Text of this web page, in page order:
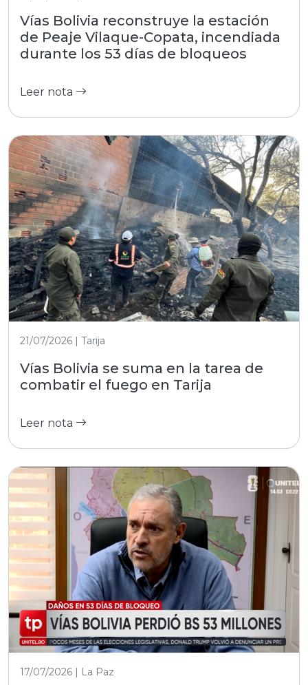
Vías Bolivia reconstruye la estación
de Peaje Vilaque-Copata, incendiada
durante los 53 días de bloqueos
Leer nota
21/07/2026 | Tarija
Vías Bolivia se suma en la tarea de
combatir el fuego en Tarija
Leer nota
17/07/2026 | La Paz